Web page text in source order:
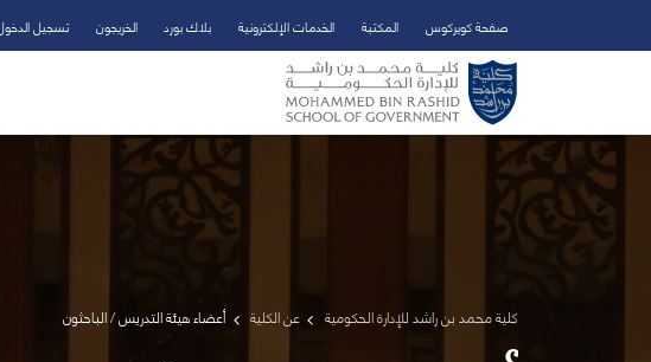
تخطي إلى المحتوى الرئيسي
فتح قائمة الوصول
صفحة كويركوس المكتبة الخدمات الإلكترونية بلاك بورد الخريجون تسجيل
كلية محمد بن راشد للإدارة الحكومية عن الكلية أعضاء هيئة التدريس / الباحثون